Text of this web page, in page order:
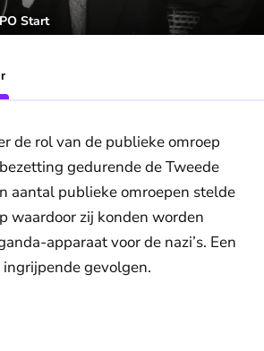
Start
de rol van de publieke omroep
gedurende de Tweede
aantal publieke omroepen stelde
waardoor zij konden worden
apparaat voor de nazi’s. Een
gevolgen.